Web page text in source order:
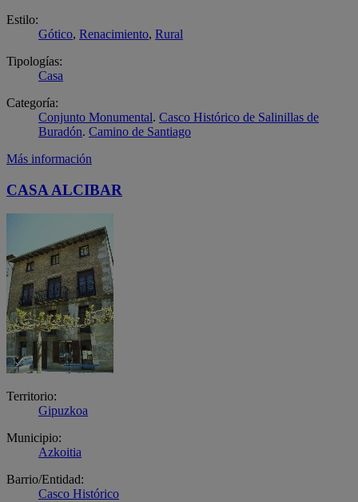
Estilo:
Gótico, Renacimiento, Rural
Tipologías:
Casa
Categoría:
Conjunto Monumental. Casco Histórico de Salinillas de
Buradón. Camino de Santiago
Más información
CASA ALCIBAR
Territorio:
Gipuzkoa
Municipio:
Azkoitia
Barrio/Entidad:
Casco Histórico